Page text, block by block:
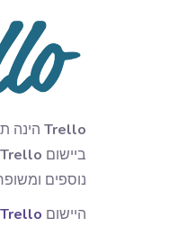
Trello הינה
ביישום Trello
נוספים
היישום Trello